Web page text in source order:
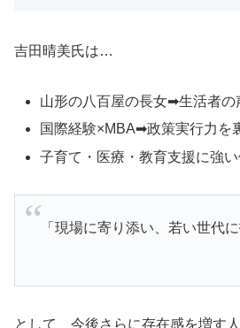
吉田晴美氏は…
山形の八百屋の長女➡生活者の
国際経験×MBA➡政策実行力を
子育て・医療・教育支援に強
「現場に寄り添い、若い世代
として、今後さらに存在感を増す